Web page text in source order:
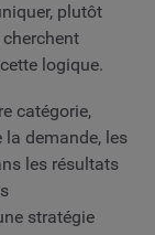
plutôt
logique.
catégorie,
demande, les
les résultats
stratégie